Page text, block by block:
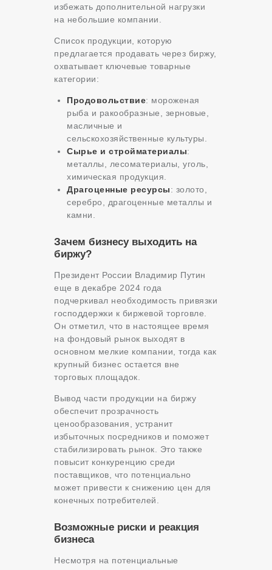
избежать дополнительной нагрузки
на небольшие компании.
Список продукции, которую
предлагается продавать через биржу,
охватывает ключевые товарные
категории:
Продовольствие: мороженая
рыба и ракообразные, зерновые,
масличные и
сельскохозяйственные культуры.
Сырье и стройматериалы:
металлы, лесоматериалы, уголь,
химическая продукция.
Драгоценные ресурсы: золото,
серебро, драгоценные металлы и
камни.
Зачем бизнесу выходить на
биржу?
Президент России Владимир Путин
еще в декабре 2024 года
подчеркивал необходимость привязки
господдержки к биржевой торговле.
Он отметил, что в настоящее время
на фондовый рынок выходят в
основном мелкие компании, тогда как
крупный бизнес остается вне
торговых площадок.
Вывод части продукции на биржу
обеспечит прозрачность
ценообразования, устранит
избыточных посредников и поможет
стабилизировать рынок. Это также
повысит конкуренцию среди
поставщиков, что потенциально
может привести к снижению цен для
конечных потребителей.
Возможные риски и реакция
бизнеса
Несмотря на потенциальные